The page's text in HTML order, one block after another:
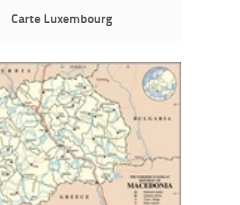
Carte Luxembourg